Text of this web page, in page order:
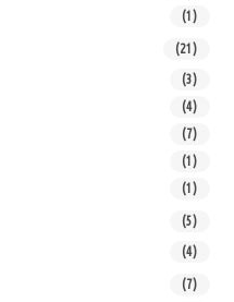
(1)
(21)
(3)
(4)
(7)
(1)
(1)
(5)
(4)
(7)